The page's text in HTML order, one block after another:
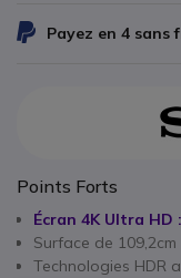
Payez en 4 sans
Points Forts
Écran 4K Ultra
Surface de
Technologies HDR